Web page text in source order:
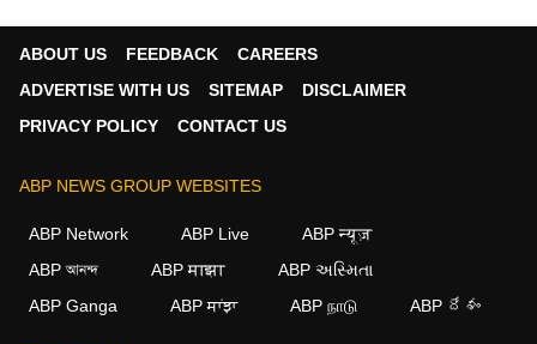
ABOUT US FEEDBACK
CAREERS
ADVERTISE WITH US
SITEMAP
DISCLAIMER
PRIVACY POLICY
CONTACT US
ABP NEWS GROUP WEBSITES
ABP Network ABP Live
ABP न्यूज़
ABP আনন্দ
ABP माझा
ABP અસ્મિતા
ABP Ganga
ABP ਸਾਂਝਾ ABP நாடு ABP దేశం